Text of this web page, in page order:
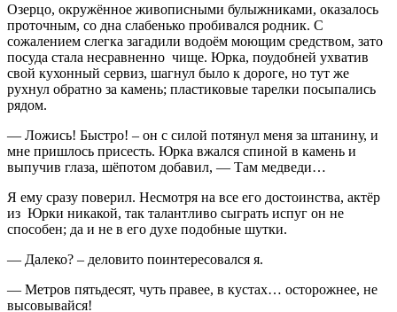
Озерцо, окружённое живописными булыжниками, оказалось
проточным, со дна слабенько пробивался родник. С
сожалением слегка загадили водоём моющим средством, зато
посуда стала несравненно чище. Юрка, поудобней ухватив
свой кухонный сервиз, шагнул было к дороге, но тут же
рухнул обратно за камень; пластиковые тарелки посыпались
рядом.
— Ложись! Быстро! – он с силой потянул меня за штанину, и
мне пришлось присесть. Юрка вжался спиной в камень и
выпучив глаза, шёпотом добавил, — Там медведи…
Я ему сразу поверил. Несмотря на все его достоинства, актёр
из Юрки никакой, так талантливо сыграть испуг он не
способен; да и не в его духе подобные шутки.
— Далеко? – деловито поинтересовался я.
— Метров пятьдесят, чуть правее, в кустах… осторожнее, не
высовывайся!